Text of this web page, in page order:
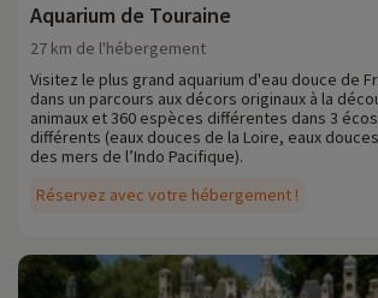
Aquarium de Touraine
Réservez avec votre hébergement !
27 km de l'hébergement
Visitez le plus grand aquarium d'eau douce de
dans un parcours aux décors originaux à la
animaux et 360 espèces différentes dans 3
différents (eaux douces de la Loire, eaux
des mers de l’Indo Pacifique).